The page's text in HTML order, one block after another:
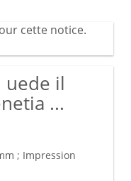
cette notice.
uede il
...
; Impression